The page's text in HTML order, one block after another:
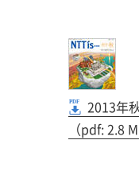
2013年
（pdf: 2.8